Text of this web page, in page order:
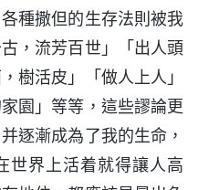
種撒但的生存法則被我
，流芳百世」「出人頭
樹活皮」「做人上人」
園」等等，這些謬論更
逐漸成為了我的生命，
世界上活着就得讓人高